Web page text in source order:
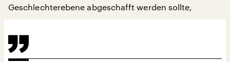
Geschlechterebene abgeschafft werden sollte,